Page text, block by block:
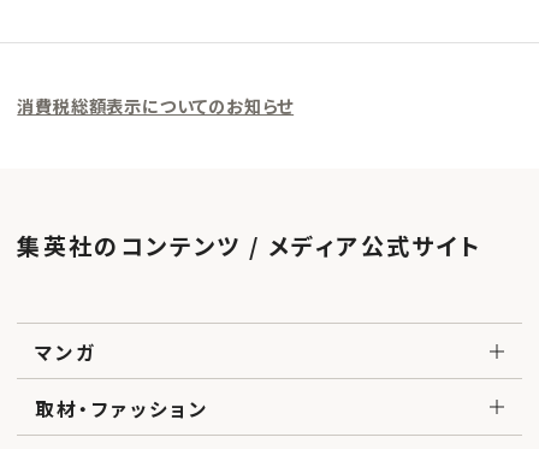
消費税総額表示についてのお知らせ
集英社のコンテンツ / メディア公式サイト
マンガ
取材・ファッション